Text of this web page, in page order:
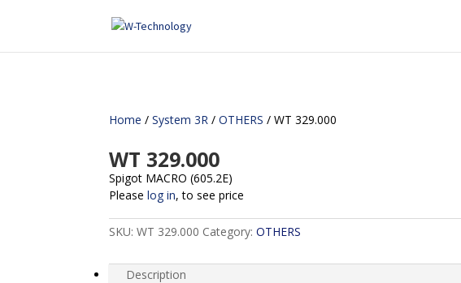
Home /System 3R /OTHERS / WT 329.000
WT 329.000
Pleaselog in, to see price
Spigot MACRO (605.2E)
SKU:WT 329.000 Category:OTHERS
Description